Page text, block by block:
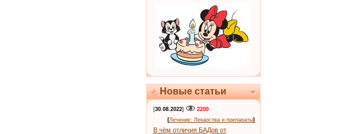
Новые статьи
[30.08.2022]
2200
[Лечение: Лекарства и препараты]
В чём отличия БАДов от